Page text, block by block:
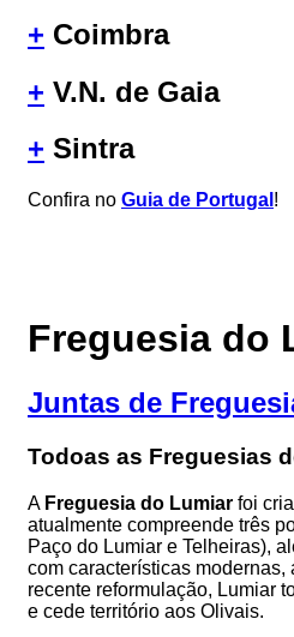
+ Coimbra
+ V.N. de Gaia
+ Sintra
Confira no Guia de Portugal !
Freguesia do
Juntas de
Todoas as Freguesias
A Freguesia do Lumiar foi
atualmente compreende três
Paço do Lumiar e Telheiras),
com características modernas,
recente reformulação, Lumiar
e cede território aos Olivais.